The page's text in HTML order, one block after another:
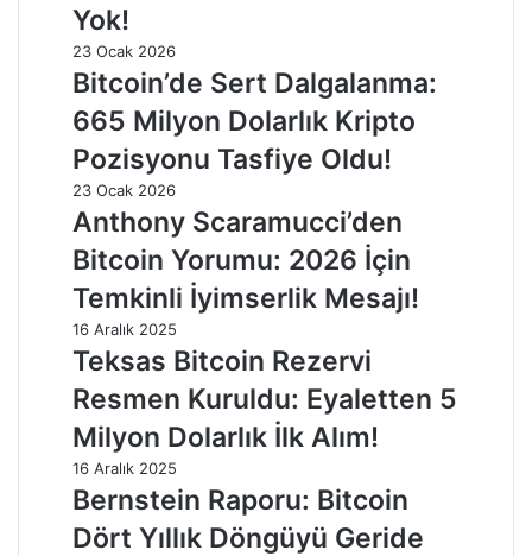
Yok!
23 Ocak 2026
Bitcoin’de Sert Dalgalanma:
665 Milyon Dolarlık Kripto
Pozisyonu Tasfiye Oldu!
23 Ocak 2026
Anthony Scaramucci’den
Bitcoin Yorumu: 2026 İçin
Temkinli İyimserlik Mesajı!
16 Aralık 2025
Teksas Bitcoin Rezervi
Resmen Kuruldu: Eyaletten 5
Milyon Dolarlık İlk Alım!
16 Aralık 2025
Bernstein Raporu: Bitcoin
Dört Yıllık Döngüyü Geride